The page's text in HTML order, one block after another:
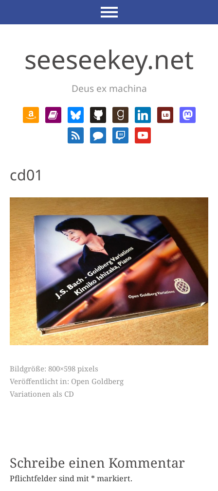
seeseekey.net
Deus ex machina
cd01
Bildgröße: 800×598 pixels
Veröffentlicht in: Open Goldberg
Variationen als CD
Schreibe einen Kommentar
Pflichtfelder sind mit * markiert.